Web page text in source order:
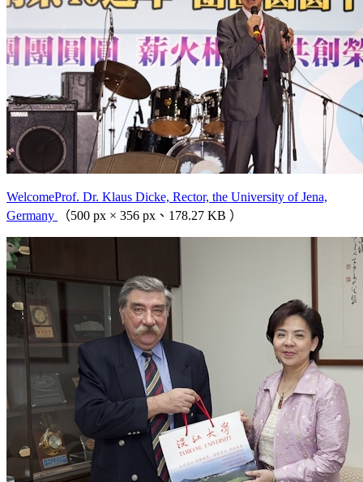
WelcomeProf. Dr. Klaus Dicke, Rector, the University of Jena,
Germany
（500 px × 356 px、178.27 KB ）